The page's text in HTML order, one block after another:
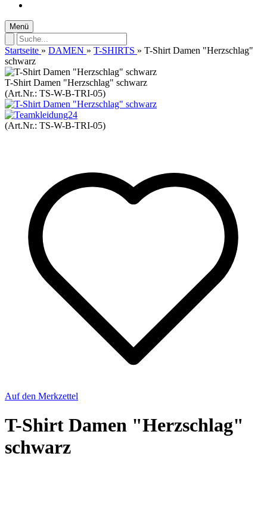
Menü
Startseite » DAMEN » T-SHIRTS » T-Shirt Damen "Herzschlag"
schwarz
T-Shirt Damen "Herzschlag" schwarz
(Art.Nr.: TS-W-B-TRI-05)
(Art.Nr.: TS-W-B-TRI-05)
Auf den Merkzettel
T-Shirt Damen "Herzschlag"
schwarz